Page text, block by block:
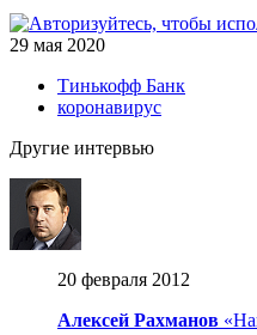
29 мая 2020
Тинькофф Банк
коронавирус
Другие интервью
20 февраля 2012
Алексей Рахманов